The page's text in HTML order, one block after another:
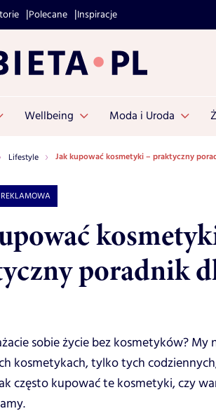
Polecane Inspiracje
Wellbeing Moda i Uroda
Lifestyle Jak kupować kosmetyki – praktyczny
poradnik
sobie życie bez kosmetyków? My
kosmetykach, tylko tych
często kupować te kosmetyki, czy